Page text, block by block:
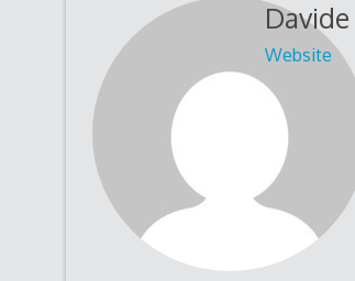
Website